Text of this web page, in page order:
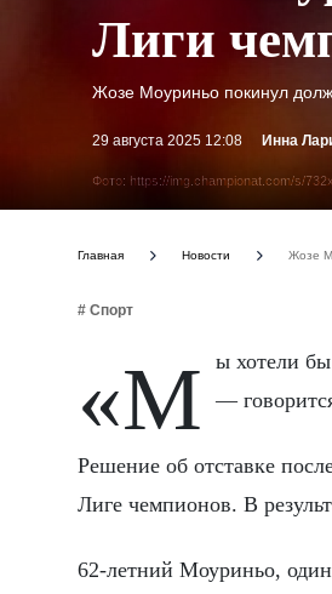
Фото: https://img.championat.com/s/
Лиги
Жозе Моуриньо покинул
29 августа 2025 12:08 Инна
Главная Новости Жозе
# Спорт
«Мы хотели бы поблагодарить его за проделанную работу и пожелать успехов в дальнейшей карьере», —
Решение об отставке
Лиге чемпионов. В
62-летний Моуриньо,